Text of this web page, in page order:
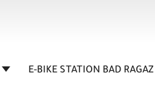
E-BIKE STATION BAD RAGAZ